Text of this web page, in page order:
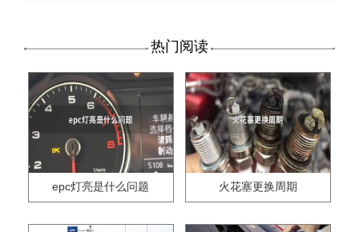
热门阅读
epc灯亮是什么问题 火花塞更换周期